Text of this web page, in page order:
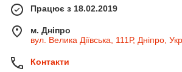
Працює з 18.02.2019
м. Дніпро
вул. Велика Діївська, 111Р, Дніпро,
Контакти